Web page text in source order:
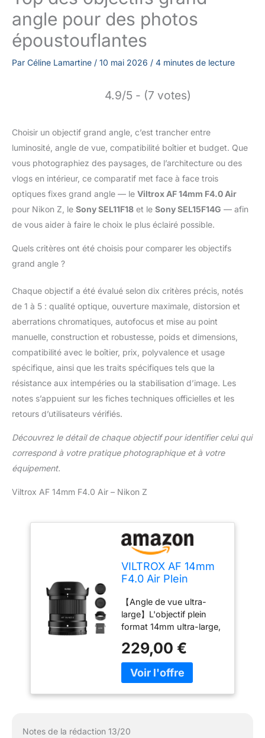
angle pour des photos
époustouflantes
Par Céline Lamartine / 10 mai 2026 / 4 minutes de lecture
4.9/5 - (7 votes)
Choisir un objectif grand angle, c’est trancher entre
luminosité, angle de vue, compatibilité boîtier et budget. Que
vous photographiez des paysages, de l’architecture ou des
vlogs en intérieur, ce comparatif met face à face trois
optiques fixes grand angle — le Viltrox AF 14mm F4.0 Air
pour Nikon Z, le Sony SEL11F18 et le Sony SEL15F14G — afin
de vous aider à faire le choix le plus éclairé possible.
Quels critères ont été choisis pour comparer les objectifs
grand angle ?
Chaque objectif a été évalué selon dix critères précis, notés
de 1 à 5 : qualité optique, ouverture maximale, distorsion et
aberrations chromatiques, autofocus et mise au point
manuelle, construction et robustesse, poids et dimensions,
compatibilité avec le boîtier, prix, polyvalence et usage
spécifique, ainsi que les traits spécifiques tels que la
résistance aux intempéries ou la stabilisation d’image. Les
notes s’appuient sur les fiches techniques officielles et les
retours d’utilisateurs vérifiés.
Découvrez le détail de chaque objectif pour identifier celui qui
correspond à votre pratique photographique et à votre
équipement.
Viltrox AF 14mm F4.0 Air – Nikon Z
VILTROX AF 14mm
F4.0 Air Plein
pour Monture Nikon
Z, 112,6° Ultra Grand
Angle STM
autofocus Plein
Format Objectif
Compatible avec
Nikon à Monture Z
Z5 Z5II Z50II Z6II
【Angle de vue ultra-
large】L'objectif plein
format 14mm ultra-large,
ultra-large de 112,6°,
capture une plus large
gamme de paysages,
les photos de groupe.
229,00 €
Notes de la rédaction 13/20